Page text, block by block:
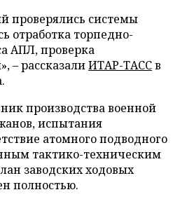
проверялись системы
отработка торпедно-
АПЛ, проверка
– рассказалиИТАР-ТАССв
производства военной
испытания
атомного подводного
тактико-техническим
заводских ходовых
полностью.